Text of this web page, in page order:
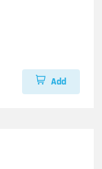
Add